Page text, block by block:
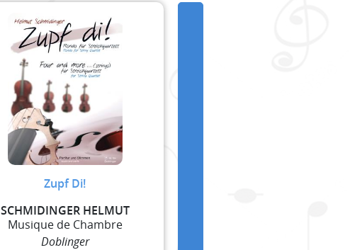
Zupf Di!
SCHMIDINGER HELMUT
Musique de Chambre
Doblinger